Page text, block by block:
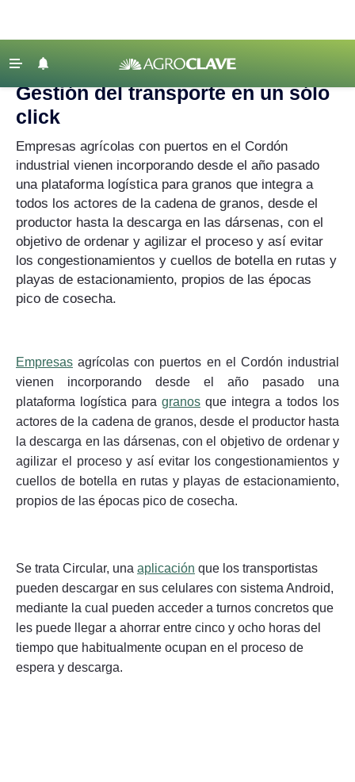
Agricultura
Lechería
Tecnología
Maquinaria agrícola
Agenda
Regionales
Clima
Seguinos
‹ VOLVER
Agroclave
Gestión del transporte en un sólo
click
Empresas agrícolas con puertos en el Cordón
industrial vienen incorporando desde el año pasado
una plataforma logística para granos que integra a
todos los actores de la cadena de granos, desde el
productor hasta la descarga en las dársenas, con el
objetivo de ordenar y agilizar el proceso y así evitar
los congestionamientos y cuellos de botella en rutas y
playas de estacionamiento, propios de las épocas
pico de cosecha.
Empresas agrícolas con puertos en el Cordón industrial
vienen incorporando desde el año pasado una
plataforma logística para granos que integra a todos los
actores de la cadena de granos, desde el productor hasta
la descarga en las dársenas, con el objetivo de ordenar y
agilizar el proceso y así evitar los congestionamientos y
cuellos de botella en rutas y playas de estacionamiento,
propios de las épocas pico de cosecha.
Se trata Circular, una aplicación que los transportistas
pueden descargar en sus celulares con sistema Android,
mediante la cual pueden acceder a turnos concretos que
les puede llegar a ahorrar entre cinco y ocho horas del
tiempo que habitualmente ocupan en el proceso de
espera y descarga.